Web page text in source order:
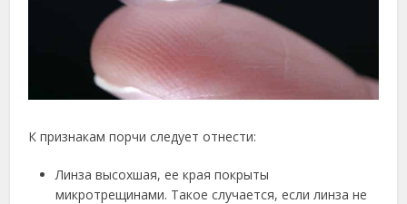
К признакам порчи следует отнести:
Линза высохшая, ее края покрыты
микротрещинами. Такое случается, если линза не